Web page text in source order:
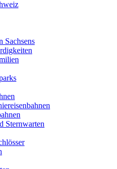
Sachsens
Sternwarten